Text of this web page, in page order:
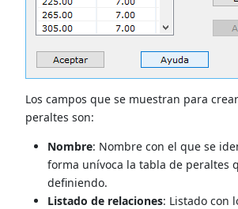
Los campos que se muestran para
peraltes son:
Nombre: Nombre con el que se
forma unívoca la tabla de peraltes
definiendo.
Listado de relaciones: Listado con